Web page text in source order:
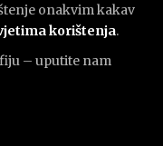
onakvim kakav
korištenja.
– uputite nam